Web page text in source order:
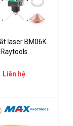
laser BM06K
Raytools
Liên hệ